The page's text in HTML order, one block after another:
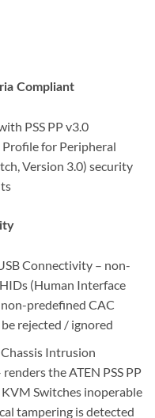
Compliant
PSS PP v3.0
for Peripheral
Version 3.0) security
Connectivity – non-
(Human Interface
predefined CAC
rejected / ignored
Intrusion
the ATEN PSS PP
KVM Switches inoperable
tampering is detected